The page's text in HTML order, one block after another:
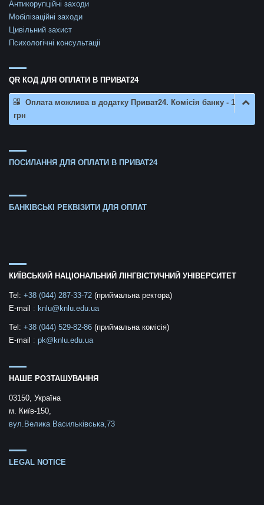
Антикорупційні заходи
Мобілізаційні заходи
Цивільний захист
Психологічні консультаціі
QR КОД ДЛЯ ОПЛАТИ В ПРИВАТ24
Оплата можлива в додатку Приват24. Комісія банку - 1
грн
ПОСИЛАННЯ ДЛЯ ОПЛАТИ В ПРИВАТ24
БАНКІВСЬКІ РЕКВІЗИТИ ДЛЯ ОПЛАТ
КИЇВСЬКИЙ НАЦІОНАЛЬНИЙ ЛІНГВІСТИЧНИЙ УНІВЕРСИТЕТ
Tel: +38 (044) 287-33-72 (приймальна ректора)
E-mail : knlu@knlu.edu.ua
Tel: +38 (044) 529-82-86 (приймальна комісія)
E-mail : pk@knlu.edu.ua
НАШЕ РОЗТАШУВАННЯ
03150, Україна
м. Київ-150,
вул.Велика Васильківська,73
LEGAL NOTICE